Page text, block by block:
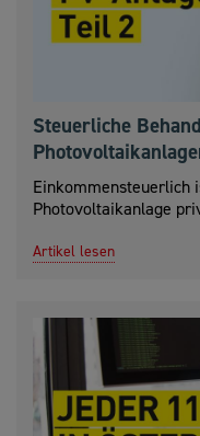
Steuerliche
Einkommensteuerlich
Photovoltaikanlage
Artikel lesen